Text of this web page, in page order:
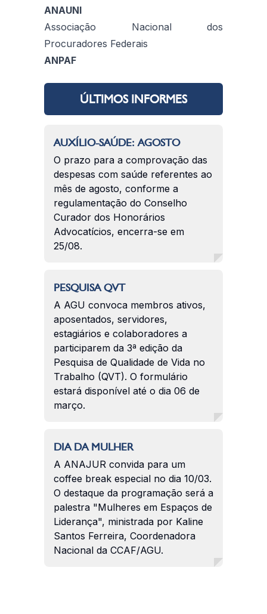
ANAUNI
Associação Nacional dos
Procuradores Federais
ANPAF
ÚLTIMOS INFORMES
AUXÍLIO-SAÚDE: AGOSTO
O prazo para a comprovação das
despesas com saúde referentes ao
mês de agosto, conforme a
regulamentação do Conselho
Curador dos Honorários
Advocatícios, encerra-se em
25/08.
PESQUISA QVT
A AGU convoca membros ativos,
aposentados, servidores,
estagiários e colaboradores a
participarem da 3ª edição da
Pesquisa de Qualidade de Vida no
Trabalho (QVT). O formulário
estará disponível até o dia 06 de
março.
DIA DA MULHER
A ANAJUR convida para um
coffee break especial no dia 10/03.
O destaque da programação será a
palestra "Mulheres em Espaços de
Liderança", ministrada por Kaline
Santos Ferreira, Coordenadora
Nacional da CCAF/AGU.